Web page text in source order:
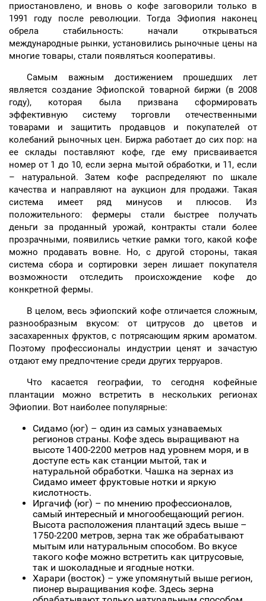
приостановлено, и вновь о кофе заговорили только в
1991 году после революции. Тогда Эфиопия наконец
обрела стабильность: начали открываться
международные рынки, установились рыночные цены на
многие товары, стали появляться кооперативы.
Самым важным достижением прошедших лет
является создание Эфиопской товарной биржи (в 2008
году), которая была призвана сформировать
эффективную систему торговли отечественными
товарами и защитить продавцов и покупателей от
колебаний рыночных цен. Биржа работает до сих пор: на
ее склады поставляют кофе, где ему присваивается
номер от 1 до 10, если зерна мытой обработки, и 11, если
– натуральной. Затем кофе распределяют по шкале
качества и направляют на аукцион для продажи. Такая
система имеет ряд минусов и плюсов. Из
положительного: фермеры стали быстрее получать
деньги за проданный урожай, контракты стали более
прозрачными, появились четкие рамки того, какой кофе
можно продавать вовне. Но, с другой стороны, такая
система сбора и сортировки зерен лишает покупателя
возможности отследить происхождение кофе до
конкретной фермы.
В целом, весь эфиопский кофе отличается сложным,
разнообразным вкусом: от цитрусов до цветов и
засахаренных фруктов, с потрясающим ярким ароматом.
Поэтому профессионалы индустрии ценят и зачастую
отдают ему предпочтение среди других терруаров.
Что касается географии, то сегодня кофейные
плантации можно встретить в нескольких регионах
Эфиопии. Вот наиболее популярные:
Сидамо (юг) – один из самых узнаваемых
регионов страны. Кофе здесь выращивают на
высоте 1400-2200 метров над уровнем моря, и в
доступе есть как станции мытой, так и
натуральной обработки. Чашка на зернах из
Сидамо имеет фруктовые нотки и яркую
кислотность.
Иргачиф (юг) – по мнению профессионалов,
самый интересный и многообещающий регион.
Высота расположения плантаций здесь выше –
1750-2200 метров, зерна так же обрабатывают
мытым или натуральным способом. Во вкусе
такого кофе можно встретить как цитрусовые,
так и шоколадные и ягодные нотки.
Харари (восток) – уже упомянутый выше регион,
пионер выращивания кофе. Здесь зерна